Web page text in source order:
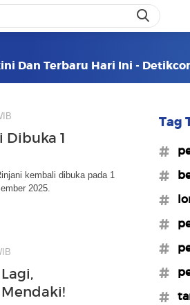
Dan Terbaru Hari Ini -
Dibuka 1
kembali dibuka pada 1
2025.
Tag